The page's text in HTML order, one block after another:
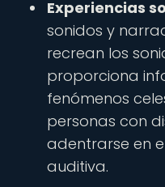
Experiencias
sonidos y
recrean los
proporciona
fenómenos
personas con
adentrarse en
auditiva.